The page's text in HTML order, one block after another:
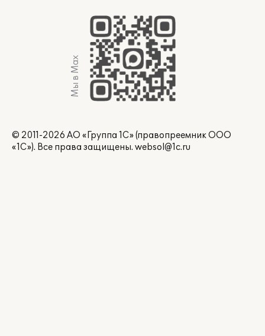
Мы в Max
© 2011-2026 АО «Группа 1С» (правопреемник ООО
«1С»). Все права защищены. websol@1c.ru